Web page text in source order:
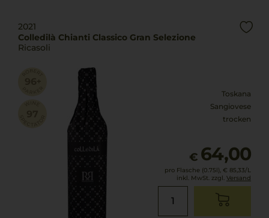
2021
Colledilà Chianti Classico Gran Selezione
Ricasoli
Toskana
Sangiovese
trocken
€ 64,00
pro Flasche (0.75l), € 85,33/L
inkl. MwSt. zzgl. Versand